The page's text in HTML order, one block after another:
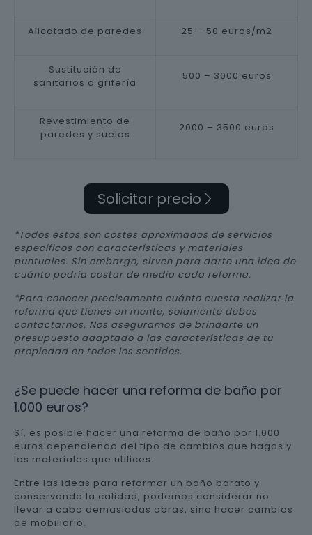
Alicatado de paredes 25 – 50 euros/m2
Sustitución de
sanitarios o grifería
500 – 3000 euros
Revestimiento de
paredes y suelos
2000 – 3500 euros
Solicitar precio
*Todos estos son costes aproximados de servicios
específicos con características y materiales
puntuales. Sin embargo, sirven para darte una idea de
cuánto podría costar de media cada reforma.
*Para conocer precisamente cuánto cuesta realizar la
reforma que tienes en mente, solamente debes
contactarnos. Nos aseguramos de brindarte un
presupuesto adaptado a las características de tu
propiedad en todos los sentidos.
¿Se puede hacer una reforma de baño por
1.000 euros?
Sí, es posible hacer una reforma de baño por 1.000
euros dependiendo del tipo de cambios que hagas y
los materiales que utilices.
Entre las ideas para reformar un baño barato y
conservando la calidad, podemos considerar no
llevar a cabo demasiadas obras, sino hacer cambios
de mobiliario.